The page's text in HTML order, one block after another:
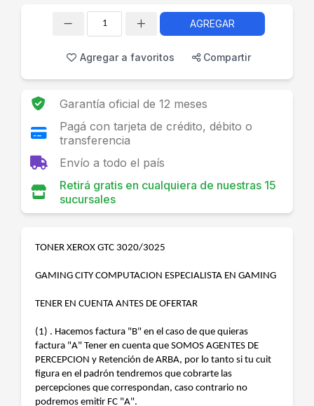
AGREGAR
Agregar a favoritos Compartir
Garantía oficial de 12 meses
Pagá con tarjeta de crédito, débito o
transferencia
Envío a todo el país
Retirá gratis en cualquiera de nuestras 15
sucursales
TONER XEROX GTC 3020/3025
GAMING CITY COMPUTACION ESPECIALISTA EN GAMING
TENER EN CUENTA ANTES DE OFERTAR
(1) . Hacemos factura "B" en el caso de que quieras
factura "A" Tener en cuenta que SOMOS AGENTES DE
PERCEPCION y Retención de ARBA, por lo tanto si tu cuit
figura en el padrón tendremos que cobrarte las
percepciones que correspondan, caso contrario no
podremos emitir FC "A".